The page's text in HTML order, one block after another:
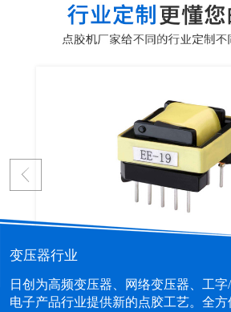
变压器行业
日创为高频变压器、网络变压器、工
电子产品行业提供新的点胶工艺。全